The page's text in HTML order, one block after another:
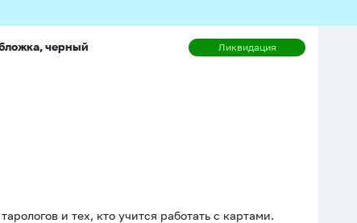
черный
и тех, кто учится работать с картами.
Ликвидация
Ликвидация